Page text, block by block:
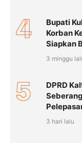
4
Bupati
Korban
Siapkan
3 minggu
5
DPRD
3 hari lalu